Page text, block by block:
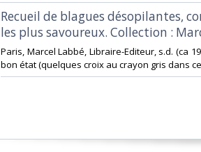
‎Recueil de blagues désopilantes,
les plus savoureux. Collection :
‎Paris, Marcel Labbé, Libraire-Editeur, s.d. (ca
bon état (quelques croix au crayon gris dans